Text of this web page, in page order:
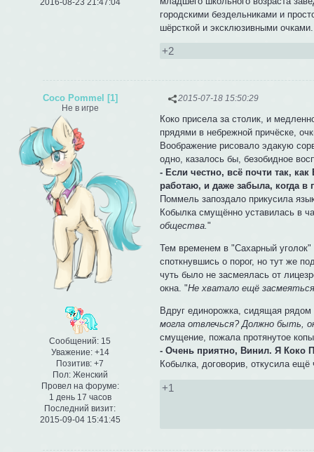
городскими бездельниками и
шёрсткой и эксклюзивными
+2
2015-07-18 15:50:29
Coco Pommel [1]
Не в игре
Сообщений: 15
Уважение: +14
Позитив: +7
Пол:Женский
Провел на форуме:
1 день 17 часов
Последний визит:
2015-09-04 15:41:45
Коко присела за столик, и
прядями в небрежной причёске,
Воображение рисовало эдакую
одно, казалось бы, безобидное
- Если честно, всё почти так,
работаю, и даже забыла, когда
Поммель запоздало прикусила
Кобылка смущённо уставилась в
общества."
Тем временем в "Сахарный
споткнувшись о порог, но тут же
чуть было не засмеялась от
окна. "Не хватало ещё
Вдруг единорожка, сидящая рядом
могла отвлечься? Должно быть,
смущение, пожала протянутое
- Очень приятно, Винил. Я Коко
Кобылка, договорив, откусила
+1